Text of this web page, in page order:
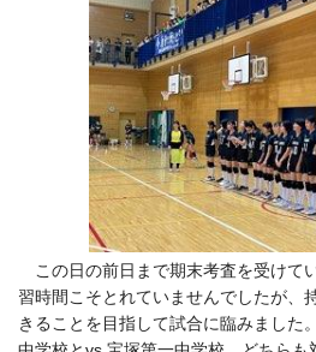
この日の前日まで期末考査を受けて
習時間こそとれていませんでしたが、
きることを目指して試合に臨みました